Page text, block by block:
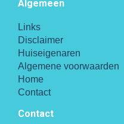
Algemeen
Links
Disclaimer
Huiseigenaren
Algemene voorwaarden
Home
Contact
Contact